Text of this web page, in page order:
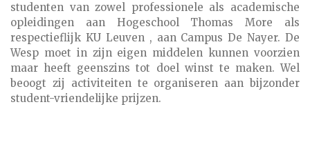
studenten van zowel professionele als academische
opleidingen aan Hogeschool Thomas More als
respectieflijk KU Leuven , aan Campus De Nayer. De
Wesp moet in zijn eigen middelen kunnen voorzien
maar heeft geenszins tot doel winst te maken. Wel
beoogt zij activiteiten te organiseren aan bijzonder
student-vriendelijke prijzen.